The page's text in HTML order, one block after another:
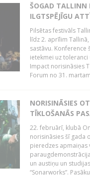
ŠOGAD TALLINN
ILGTSPĒJĪGU
Pilsētas festivāls
līdz 2. aprīlim
sastāvu.
ietekmei uz
Impact norisināsies
Forum no 31.
NORISINĀSIES
TĪKLOŠANĀS
22. februārī, klubā
norisināsies šī gada
pieredzes apmaiņas
un austiņu un
“Sonarworks”.